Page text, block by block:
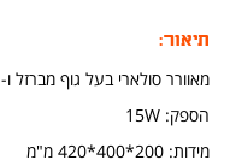
תיאור:
מאוורר סולארי בעל גוף מברזל ו-ABS. יכולת עבודה של 6-8 שעות ללא טעינה.
הספק: 15W
מידות: 200*400*420 מ"מ